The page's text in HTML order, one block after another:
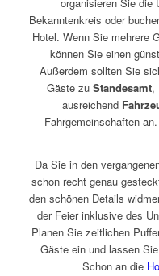
Bekanntenkreis oder
Hotel. Wenn Sie mehrere
können Sie einen
Außerdem sollten Sie
Gäste zu Standesamt,
ausreichend
Fahrgemeinschaften
Da Sie in den
schon recht genau
den schönen Details
der Feier inklusive des
Planen Sie zeitlichen
Gäste ein und lassen
Schon an die